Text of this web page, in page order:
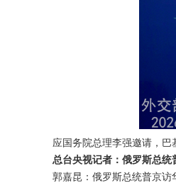
应国务院总理李强邀请，巴
总台央视记者：俄罗斯总
郭嘉昆：俄罗斯总统普京